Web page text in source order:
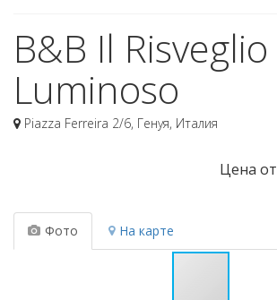
B&B Il Risveglio
Luminoso
Piazza Ferreira 2/6, Генуя, Италия
Цена от
Фото На карте